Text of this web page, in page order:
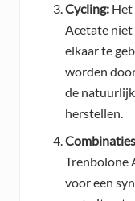
Cycling: Het
Acetate niet
elkaar te
worden
de
herstellen.
Trenbolone
voor een